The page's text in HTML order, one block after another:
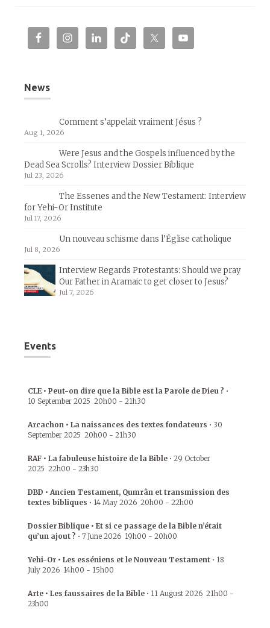
News
Comment s’appelait vraiment Jésus ?
Aug 1, 2026
Were Jesus and the Gospels influenced by the
Dead Sea Scrolls? Interview Dossier Biblique
Jul 23, 2026
The Essenes and the New Testament: Interview
for Yehi-Or Institute
Jul 17, 2026
Un nouveau schisme dans l’Église catholique
Jul 8, 2026
Interview Regards Protestants: Should we pray
Our Father in Aramaic to get closer to Jesus?
Jul 7, 2026
Events
CLE • Peut-on dire que la Bible est la Parole de Dieu ? •
10 September 2025 20h00 - 21h30
Arcachon • La naissances des textes fondateurs • 30
September 2025 20h00 - 21h30
RAF • La fabuleuse histoire de la Bible • 29 October
2025 22h00 - 23h30
DBD • Ancien Testament, Qumrân et transmission des
textes bibliques • 14 May 2026 20h00 - 22h00
Dossier Biblique • Et si ce passage de la Bible n’était
qu’un ajout ? • 7 June 2026 19h00 - 20h00
Yehi-Or • Les esséniens et le Nouveau Testament • 18
July 2026 14h00 - 15h00
Arte • Les faussaires de la Bible • 11 August 2026 21h00 -
23h00